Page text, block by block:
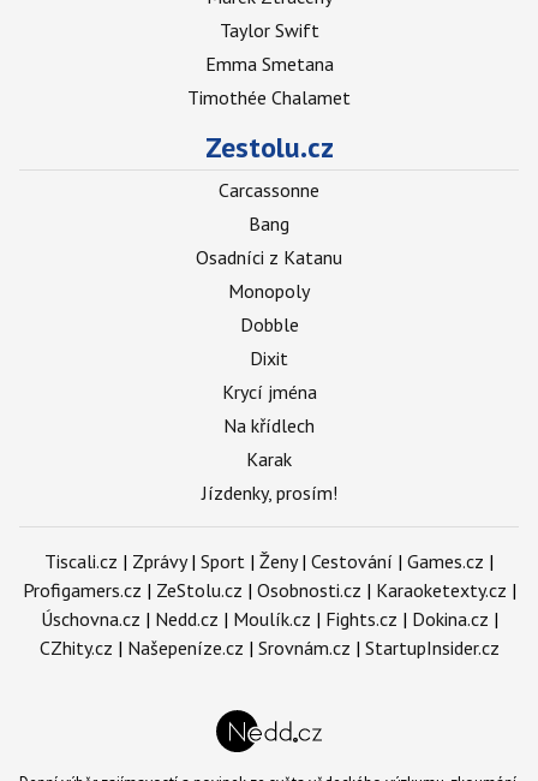
Taylor Swift
Emma Smetana
Timothée Chalamet
Zestolu.cz
Carcassonne
Bang
Osadníci z Katanu
Monopoly
Dobble
Dixit
Krycí jména
Na křídlech
Karak
Jízdenky, prosím!
Tiscali.cz | Zprávy| Sport | Ženy| Cestování | Games.cz |
Profigamers.cz | ZeStolu.cz | Osobnosti.cz | Karaoketexty.cz |
Úschovna.cz | Nedd.cz | Moulík.cz | Fights.cz | Dokina.cz |
CZhity.cz | Našepeníze.cz | Srovnám.cz | StartupInsider.cz